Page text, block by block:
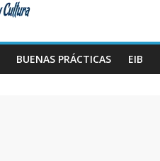
BUENAS PRÁCTICAS EIB